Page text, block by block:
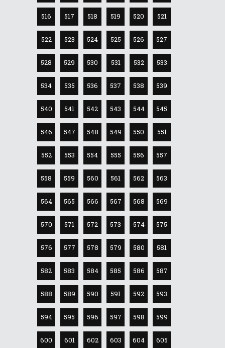
516 517 518 519 520 521
522 523 524 525 526 527
528 529 530 531 532 533
534 535 536 537 538 539
540 541 542 543 544 545
546 547 548 549 550 551
552 553 554 555 556 557
558 559 560 561 562 563
564 565 566 567 568 569
570 571 572 573 574 575
576 577 578 579 580 581
582 583 584 585 586 587
588 589 590 591 592 593
594 595 596 597 598 599
600 601 602 603 604 605